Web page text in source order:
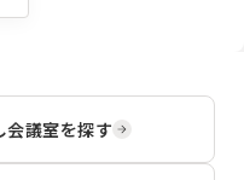
会議室を探す